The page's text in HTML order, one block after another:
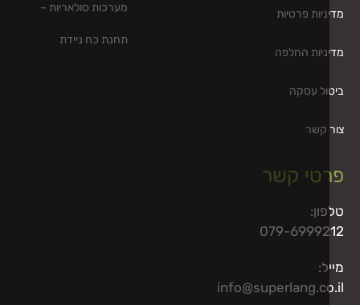
פרטיות
החלפה
עסקה
קשר
מערכות סולאריות –
תחנת כח ניידת
קשר
079-